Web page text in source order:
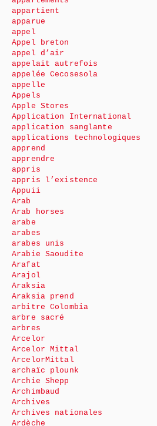
appartient
apparue
appel
Appel breton
appel d’air
appelait autrefois
appelée Cecosesola
appelle
Appels
Apple Stores
Application International
application sanglante
applications technologiques
apprend
apprendre
appris
appris l’existence
Appuii
Arab
Arab horses
arabe
arabes
arabes unis
Arabie Saoudite
Arafat
Arajol
Araksia
Araksia prend
arbitre Colombia
arbre sacré
arbres
Arcelor
Arcelor Mittal
ArcelorMittal
archaïc plounk
Archie Shepp
Archimbaud
Archives
Archives nationales
Ardèche